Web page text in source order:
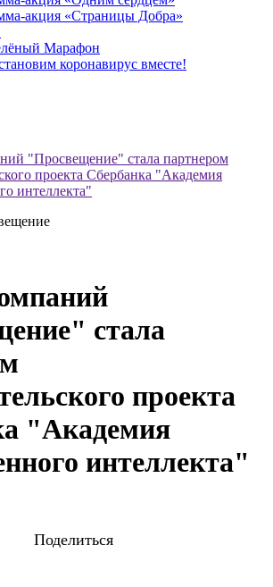
акция «Страницы Добра»
Марафон
коронавирус вместе!
"Просвещение" стала партнером
проекта Сбербанка "Академия
интеллекта"
стала
проекта
"Академия
интеллекта"
Поделиться